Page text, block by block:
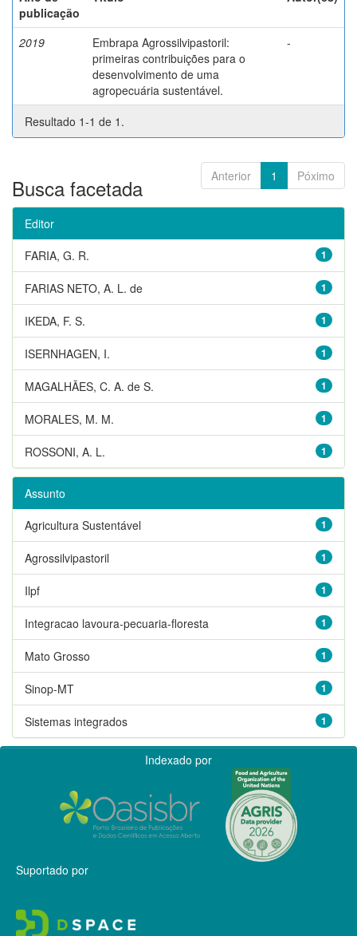
publicação
2019
Embrapa Agrossilvipastoril:
primeiras contribuições para o
desenvolvimento de uma
agropecuária sustentável.
-
Resultado 1-1 de 1.
Anterior 1 Póximo
Busca facetada
Editor
1
FARIA, G. R.
1
FARIAS NETO, A. L. de
1
IKEDA, F. S.
1
ISERNHAGEN, I.
1
MAGALHÃES, C. A. de S.
1
MORALES, M. M.
1
ROSSONI, A. L.
Assunto
1
Agricultura Sustentável
1
Agrossilvipastoril
1
Ilpf
1
Integracao lavoura-pecuaria-floresta
1
Mato Grosso
1
Sinop-MT
1
Sistemas integrados
Indexado por
Suportado por